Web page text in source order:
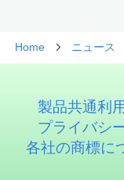
Home ニュース
製品共通利
プライバシ
各社の商標に